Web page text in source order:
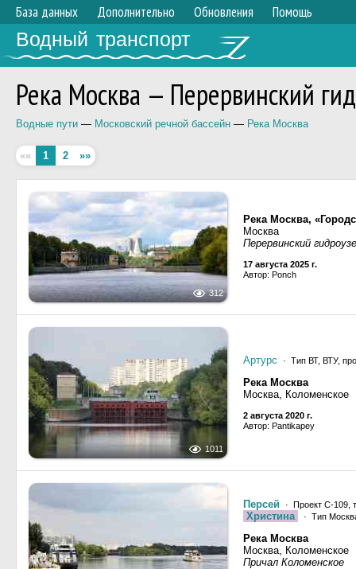
База данных Дополнительно Обновления Помощь
Водный транспорт
Река Москва — Перервинский
Водные пути — Московский речной бассейн — Река Москва
«« 1 2 »»
312
Река Москва,
Москва
Перервинский
17 августа 2025 г.
Автор: Ponch
1011
Артурс · Тип ВТ, ВТУ,
Река Москва
Москва, Коломенское
2 августа 2020 г.
Автор: Pantikapey
Персей · Проект С-109,
Христина · Тип
Река Москва
Москва, Коломенское
Причал Коломенское